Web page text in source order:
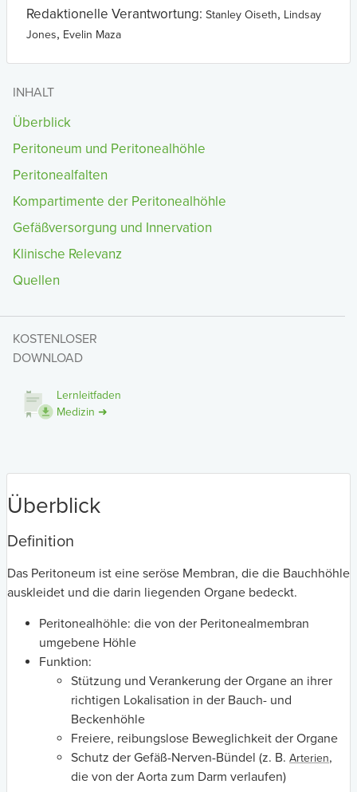
Redaktionelle Verantwortung: Stanley Oiseth, Lindsay
Jones, Evelin Maza
INHALT
Überblick
Peritoneum und Peritonealhöhle
Peritonealfalten
Kompartimente der Peritonealhöhle
Gefäßversorgung und Innervation
Klinische Relevanz
Quellen
KOSTENLOSER
DOWNLOAD
Lernleitfaden
Medizin ➜
Überblick
Definition
Das Peritoneum ist eine seröse Membran, die die Bauchhöhle
auskleidet und die darin liegenden Organe bedeckt.
Peritonealhöhle: die von der Peritonealmembran
umgebene Höhle
Funktion:
Stützung und Verankerung der Organe an ihrer
richtigen Lokalisation in der Bauch- und
Beckenhöhle
Freiere, reibungslose Beweglichkeit der Organe
Schutz der Gefäß-Nerven-Bündel (z. B. Arterien,
die von der Aorta zum Darm verlaufen)